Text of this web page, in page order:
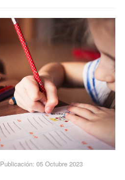
Publicación: 05 Octubre 2023